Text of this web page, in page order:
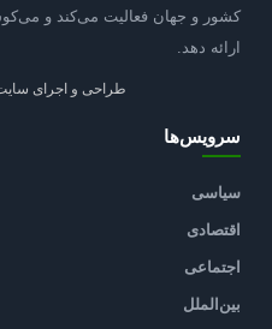
کشور و جهان فعالیت می‌کند و
ارائه دهد.
طراحی و اجرای
سرویس‌ها
سیاسی
اقتصادی
اجتماعی
بین‌الملل